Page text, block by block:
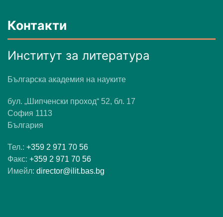
Контакти
Институт за литература
Българска академия на науките
бул. „Шипченски проход“ 52, бл. 17
София 1113
България
Тел.: +359 2 971 70 56
Факс: +359 2 971 70 56
Имейл: director@ilit.bas.bg